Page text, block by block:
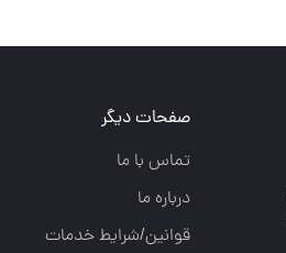
صفحات دیگر
تماس با ما
درباره ما
قوانین/شرایط خدمات